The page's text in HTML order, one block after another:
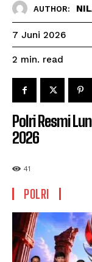
AUTHOR:
7 Juni 2026
2 min. read
Polri Resmi
2026
41
POLRI